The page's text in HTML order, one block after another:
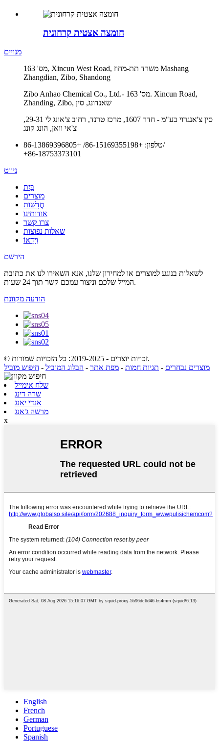
חומצה אצטית קרחונית
מנויים
מס' 163, Xincun West Road, משרד תת-מחוז Mashang
Zhangdian, Zibo, Shandong
Zibo Anhao Chemical Co., Ltd.- מס' 163. Xincun Road,
Zhanding, Zibo, שאנדונג, סין
סין צ'אנגרוי בע"מ - חדר 1607, מרכז טרנד, רחוב צ'אונג לי 29-31,
צ'אי וואן, הונג קונג
טלפון: +86-15169355198
/
+86-13869396805
/
+86-18753373101
ניווט
בַּיִת
מוצרים
חֲדָשׁוֹת
אודותינו
צרו קשר
שאלות נפוצות
וִידֵאוֹ
הירשם
לשאלות בנוגע למוצרים או למחירון שלנו, אנא השאירו לנו את כתובת
המייל שלכם וניצור עמכם קשר תוך 24 שעות.
הודעה מקוונת
© זכויות יוצרים - 2019-2025: כל הזכויות שמורות.
מוצרים נבחרים - תגיות חמות - מפת אתר - הבלוג המוביל - חיפוש מוביל
שלח אימייל
שרה דינג
אנדי יאנג
מרשה ג'אנג
x
English
French
German
Portuguese
Spanish